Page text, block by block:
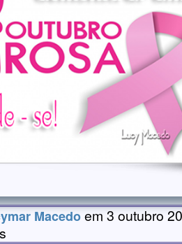
Macedoem 3 outubro